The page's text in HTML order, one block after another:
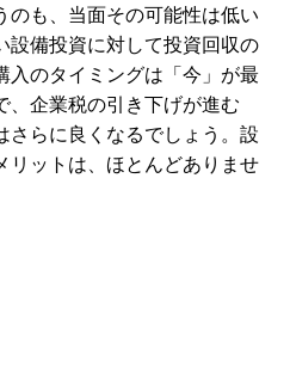
のも、当面その可能性は低い
設備投資に対して投資回収の
入のタイミングは「今」が最
、企業税の引き下げが進む
さらに良くなるでしょう。設
リットは、ほとんどありませ